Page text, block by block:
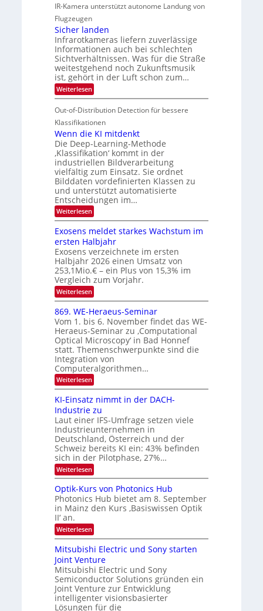
M
e
m
s
u
n
d
M
a
n
t
i
S
p
e
c
t
r
a
l
i
c
h
k
e
i
t
e
n
d
e
r
i
n
V
I
S
I
O
N
T
e
c
h
T
a
l
k
s
u
i
d
e
d
T
o
u
r
e
u
f
d
e
r
V
I
S
I
O
N
2
0
2
6
IR-Kamera unterstützt autonome Landung von
Flugzeugen
Sicher landen
Infrarotkameras liefern zuverlässige
Informationen auch bei schlechten
Sichtverhältnissen. Was für die Straße
weitestgehend noch Zukunftsmusik
ist, gehört in der Luft schon zum…
Weiterlesen:
S
c
h
e
l
a
n
d
e
n
Out-of-Distribution Detection für bessere
Klassifikationen
Wenn die KI mitdenkt
Die Deep-Learning-Methode
‚Klassifikation‘ kommt in der
industriellen Bildverarbeitung
vielfältig zum Einsatz. Sie ordnet
Bilddaten vordefinierten Klassen zu
und unterstützt automatisierte
Entscheidungen im…
Weiterlesen:
W
n
n
d
i
e
K
I
m
i
t
d
e
n
k
t
Exosens meldet starkes Wachstum im
ersten Halbjahr
Exosens verzeichnete im ersten
Halbjahr 2026 einen Umsatz von
253,1Mio.€ – ein Plus von 15,3% im
Vergleich zum Vorjahr.
Weiterlesen:
E
x
o
s
e
n
s
m
e
l
d
e
t
s
t
a
r
k
e
s
W
a
c
h
s
t
u
i
m
e
r
s
t
e
n
H
a
869. WE-Heraeus-Seminar
Vom 1. bis 6. November findet das WE-
Heraeus-Seminar zu ‚Computational
Optical Microscopy‘ in Bad Honnef
statt. Themenschwerpunkte sind die
Integration von
Computeralgorithmen…
Weiterlesen:
8
9
.
W
E
-
H
e
r
a
e
u
s
-
S
m
i
a
r
KI-Einsatz nimmt in der DACH-
Industrie zu
Laut einer IFS-Umfrage setzen viele
Industrieunternehmen in
Deutschland, Österreich und der
Schweiz bereits KI ein: 43% befinden
sich in der Pilotphase, 27%…
Weiterlesen:
K
-
E
i
s
a
t
z
n
i
m
m
t
i
n
Optik-Kurs von Photonics Hub
Photonics Hub bietet am 8. September
in Mainz den Kurs ‚Basiswissen Optik
II‘ an.
Weiterlesen:
O
p
t
i
k
-
K
u
r
Mitsubishi Electric und Sony starten
Joint Venture
Mitsubishi Electric und Sony
Semiconductor Solutions gründen ein
Joint Venture zur Entwicklung
intelligenter visionsbasierter
Lösungen für die